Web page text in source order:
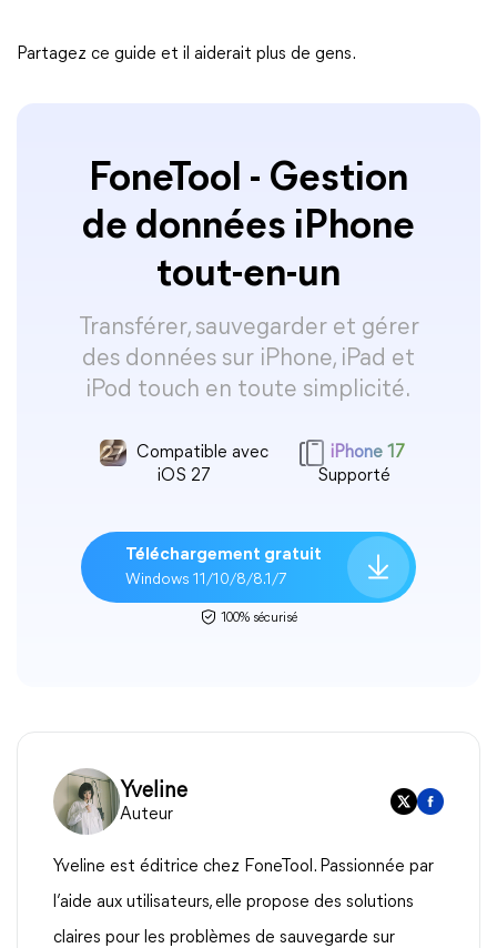
Partagez ce guide et il aiderait plus de gens.
FoneTool - Gestion
de données iPhone
tout-en-un
Transférer, sauvegarder et gérer
des données sur iPhone, iPad et
iPod touch en toute simplicité.
Compatible avec
iOS 27
iPhone 17
Supporté
Téléchargement gratuit
Windows 11/10/8/8.1/7
100% sécurisé
Yveline
Auteur
Yveline est éditrice chez FoneTool. Passionnée par
l’aide aux utilisateurs, elle propose des solutions
claires pour les problèmes de sauvegarde sur